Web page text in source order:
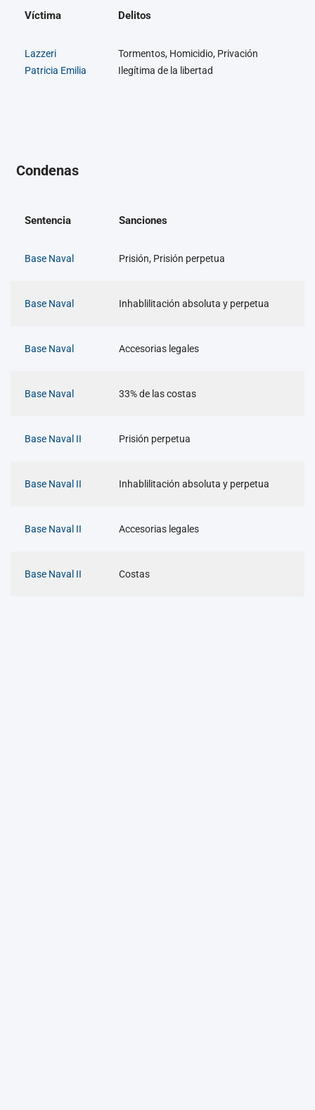
Víctima Delitos
Lazzeri
Patricia Emilia
Tormentos, Homicidio, Privación
Ilegítima de la libertad
Condenas
Sentencia Sanciones
Base Naval Prisión, Prisión perpetua
Base Naval Inhablilitación absoluta y perpetua
Base Naval Accesorias legales
Base Naval 33% de las costas
Base Naval II Prisión perpetua
Base Naval II Inhablilitación absoluta y perpetua
Base Naval II Accesorias legales
Base Naval II Costas